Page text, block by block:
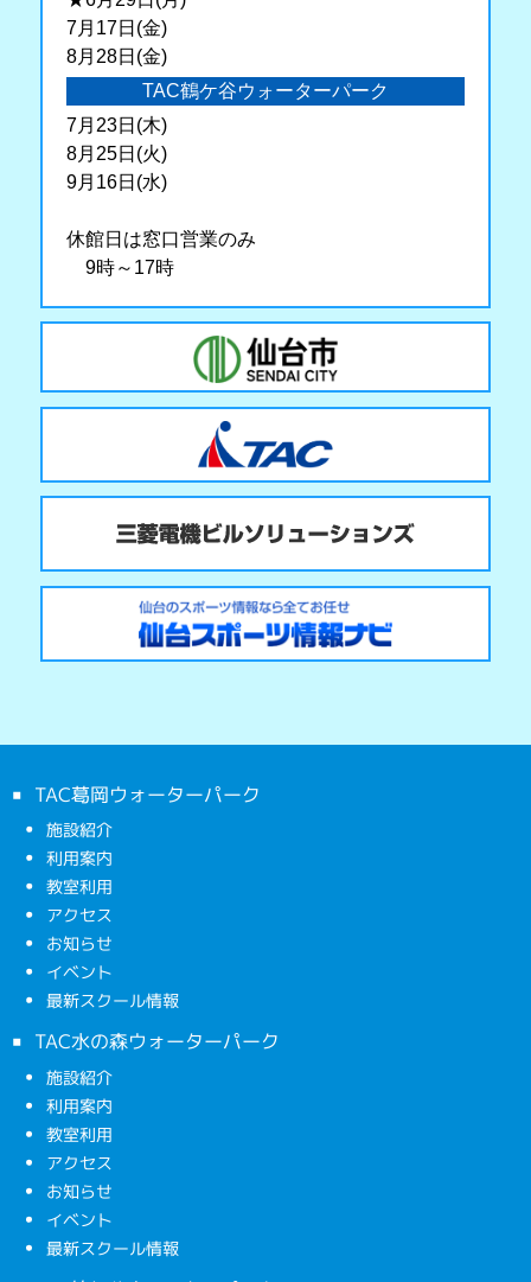
7月17日(金)
8月28日(金)
TAC鶴ケ谷ウォーターパーク
7月23日(木)
8月25日(火)
9月16日(水)
休館日は窓口営業のみ
9時～17時
TAC葛岡ウォーターパーク
施設紹介
利用案内
教室利用
アクセス
お知らせ
イベント
最新スクール情報
TAC水の森ウォーターパーク
施設紹介
利用案内
教室利用
アクセス
お知らせ
イベント
最新スクール情報